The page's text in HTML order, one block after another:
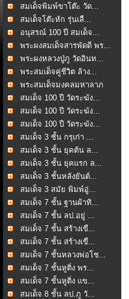
สมเด็จพิมพ์ขาโต๊ะ วัด...
สมเด็จโต๊ะหัก รุ่นเลื...
อนุสรณ์ 100 ปี สมเด็จ...
พระผงสมเด็จสารพัดดี พร...
พระผงหลวงปู่ภู วัดอินท...
พระสมเด็จคู่ชีวิต ล้าง...
พระสมเด็จมงคลมหาลาภ
หล... สมเด็จ 100 ปี วัดระฆัง...
สมเด็จ 100 ปี วัดระฆัง...
สมเด็จ 100 ปี วัดระฆัง...
สมเด็จ 3 ชั้น กรุเก่า ...
สมเด็จ 3 ชั้น ยุคต้น ล...
สมเด็จ 3 ชั้น ยุคแรก ล...
สมเด็จ 3 ชั้นหลังยันต์...
สมเด็จ 3 สมัย พิมพ์อู่...
สมเด็จ 7 ชั้น ฐานผ้าทิ...
สมเด็จ 7 ชั้น ลป.อยู่ ...
สมเด็จ 7 ชั้น สร้างเขื...
สมเด็จ 7 ชั้น สร้างเขื...
สมเด็จ 7 ชั้นหลวงพ่อโช...
สมเด็จ 7 ชั้นหูติ่ง พร...
สมเด็จ 7 ชั้นหูติ่ง แข...
สมเด็จ 8 ชั้น ลป.ภู วั...